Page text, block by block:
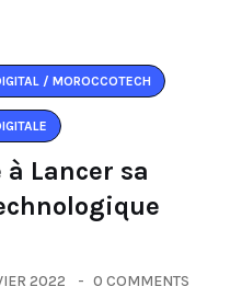
/ MOROCCOTECH
à Lancer sa
2022 0 COMMENTS